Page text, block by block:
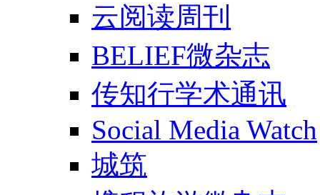
云阅读周刊
BELIEF微杂志
传知行学术通讯
Social Media Watch
城筑